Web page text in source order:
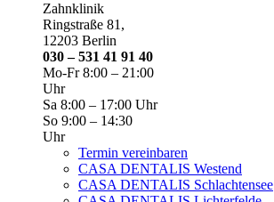
Zahnklinik
Ringstraße 81,
12203 Berlin
030 – 531 41 91 40
Mo-Fr 8:00 – 21:00
Uhr
Sa 8:00 – 17:00 Uhr
So 9:00 – 14:30
Uhr
Termin vereinbaren
CASA DENTALIS Westend
CASA DENTALIS Schlachtensee